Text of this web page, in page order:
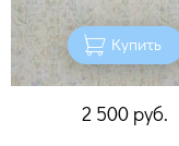
Купить
2 500 руб.